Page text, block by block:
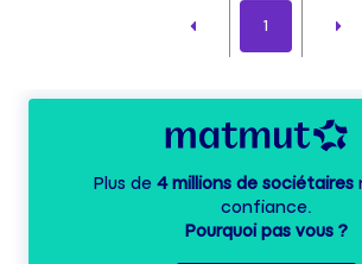
1
Plus de 4 millions de sociétaires
confiance.
Pourquoi pas vous ?